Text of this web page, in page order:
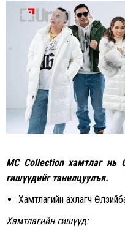
MC Collection хамтлаг нь
гишүүдийг танилцуулъя.
Хамтлагийн ахлагч
Хамтлагийн гишүүд: